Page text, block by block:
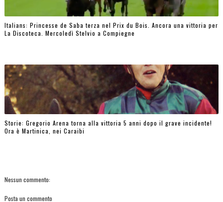
Italians: Princesse de Saba terza nel Prix du Bois. Ancora una vittoria per
La Discoteca. Mercoledì Stelvio a Compiegne
Storie: Gregorio Arena torna alla vittoria 5 anni dopo il grave incidente!
Ora è Martinica, nei Caraibi
Nessun commento:
Posta un commento